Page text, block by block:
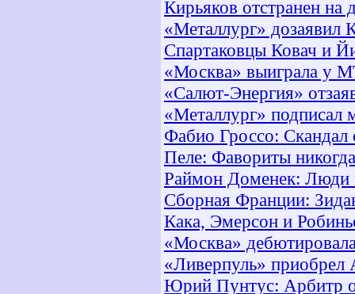
Кирьяков отстранен на
«Металлург» дозаявил
Спартаковцы Ковач и
«Москва» выиграла у
«Салют-Энергия»
«Металлург» подписал
Фабио Гроссо: Скандал
Пеле: Фавориты
Раймон Доменек: Люди
Сборная Франции:
Кака, Эмерсон и
«Москва»
«Ливерпуль» приобрел
Юрий Пунтус: Арбитр